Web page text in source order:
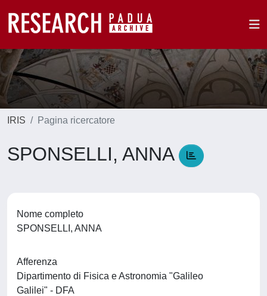
IRIS Pagina ricercatore
SPONSELLI, ANNA
Nome completo
SPONSELLI, ANNA
Afferenza
Dipartimento di Fisica e Astronomia "Galileo
Galilei" - DFA